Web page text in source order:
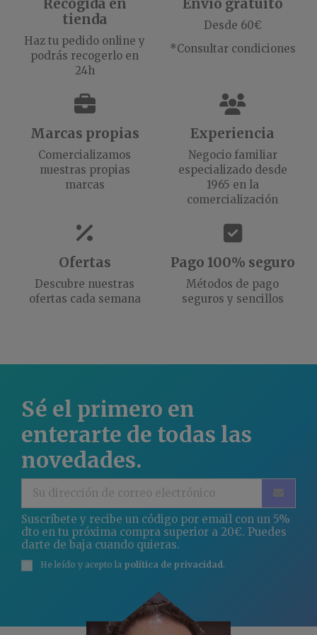
Recogida en
tienda
Haz tu pedido online y
podrás recogerlo en
24h
Envío gratuito
Desde 60€
*Consultar condiciones
Marcas propias
Comercializamos
nuestras propias
marcas
Experiencia
Negocio familiar
especializado desde
1965 en la
comercialización
Ofertas
Descubre nuestras
ofertas cada semana
Pago 100% seguro
Métodos de pago
seguros y sencillos
Sé el primero en
enterarte de todas las
novedades.
Suscríbete y recibe un código por email con un 5%
dto en tu próxima compra superior a 20€. Puedes
darte de baja cuando quieras.
He leído y acepto la política de privacidad.